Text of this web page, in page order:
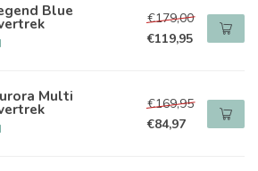
Blue
€179,00
€119,95
Multi
€169,95
€84,97